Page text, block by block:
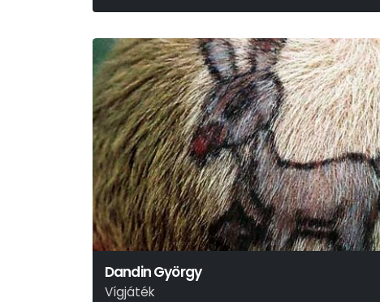
L. Frank Baum
Dandin György
Vígjáték